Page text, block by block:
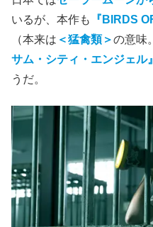
いるが、本作も
『BIRDS
（本来は ＜猛禽類＞の意味
サム・シティ・エンジェル』
うだ。